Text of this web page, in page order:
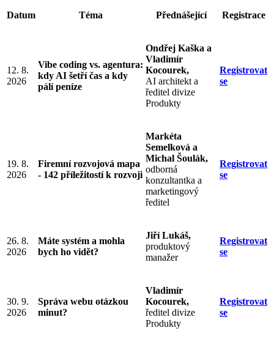
Datum Téma Přednášející Registrace
12. 8.
2026
Vibe coding vs. agentura:
kdy AI šetří čas a kdy
pálí peníze
Ondřej Kaška a
Vladimír
Kocourek,
AI architekt a
ředitel divize
Produkty
Registrovat
se
19. 8.
2026
Firemní rozvojová mapa
- 142 příležitostí k rozvoji
Markéta
Semelková a
Michal Šoulák,
odborná
konzultantka a
marketingový
ředitel
Registrovat
se
26. 8.
2026
Máte systém a mohla
bych ho vidět?
Jiří Lukáš,
produktový
manažer
Registrovat
se
30. 9.
2026
Správa webu otázkou
minut?
Vladimír
Kocourek,
ředitel divize
Produkty
Registrovat
se